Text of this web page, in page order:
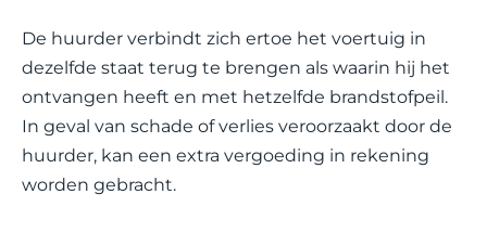
De huurder verbindt zich ertoe het voertuig in
dezelfde staat terug te brengen als waarin hij het
ontvangen heeft en met hetzelfde brandstofpeil.
In geval van schade of verlies veroorzaakt door de
huurder, kan een extra vergoeding in rekening
worden gebracht.